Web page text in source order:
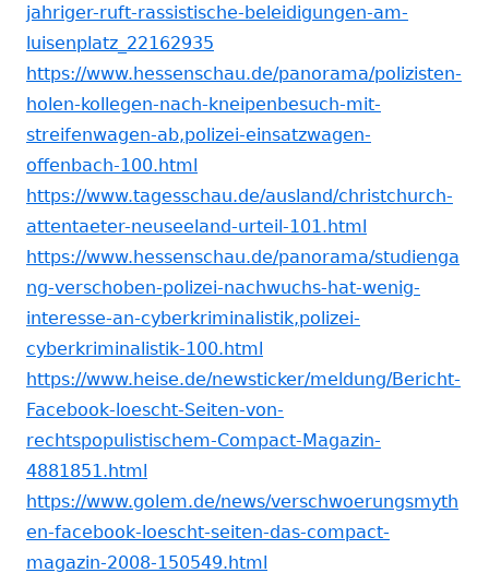
jahriger-ruft-rassistische-beleidigungen-am-
luisenplatz_22162935
https://www.hessenschau.de/panorama/polizisten-
holen-kollegen-nach-kneipenbesuch-mit-
streifenwagen-ab,polizei-einsatzwagen-
offenbach-100.html
https://www.tagesschau.de/ausland/christchurch-
attentaeter-neuseeland-urteil-101.html
https://www.hessenschau.de/panorama/studienga
ng-verschoben-polizei-nachwuchs-hat-wenig-
interesse-an-cyberkriminalistik,polizei-
cyberkriminalistik-100.html
https://www.heise.de/newsticker/meldung/Bericht-
Facebook-loescht-Seiten-von-
rechtspopulistischem-Compact-Magazin-
4881851.html
https://www.golem.de/news/verschwoerungsmyth
en-facebook-loescht-seiten-das-compact-
magazin-2008-150549.html